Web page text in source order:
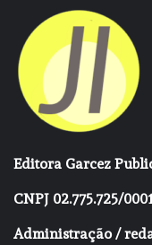
Editora Garcez
CNPJ 02.775.725/
Administração /